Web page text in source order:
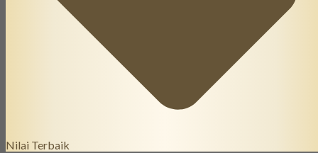
Nilai Terbaik